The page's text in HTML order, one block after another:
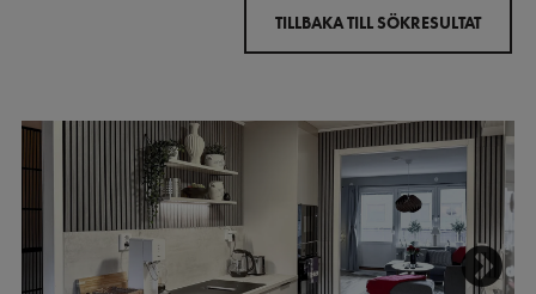
TILLBAKA TILL SÖKRESULTAT